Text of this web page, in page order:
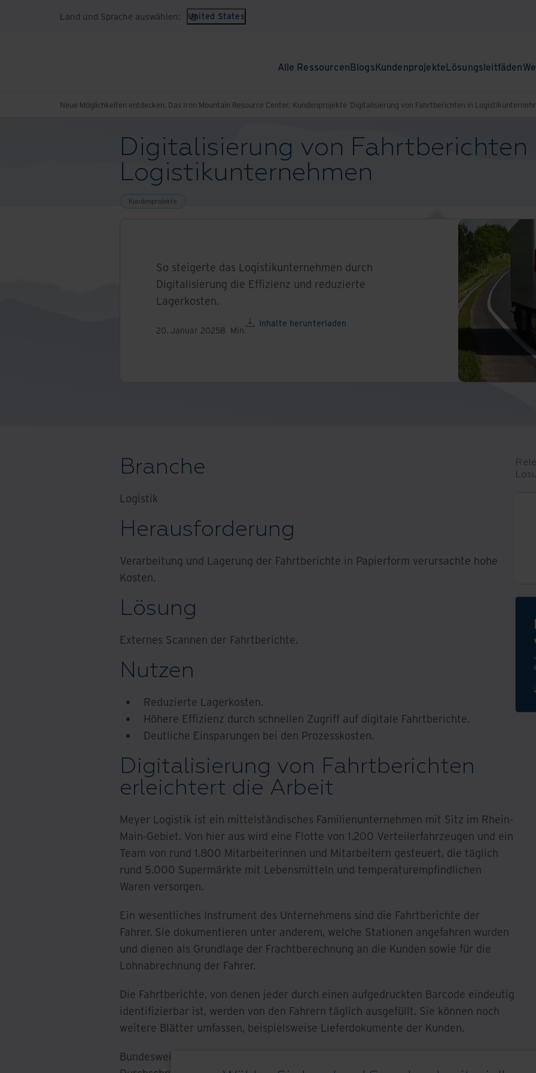
Land und Sprache auswählen: United States
Alle RessourcenBlogsKundenprojekteLösungsleitfäden
Neue Möglichkeiten entdecken. Das Iron Mountain Resource Center. Kundenprojekte Digitalisierung von Fahrtberichten in
Digitalisierung von Fahrtberichten
Logistikunternehmen
Kundenprojekte
So steigerte das Logistikunternehmen durch
Digitalisierung die Effizienz und reduzierte
Lagerkosten.
20. Januar 20258 Min.
Inhalte herunterladen
Branche
Logistik
Herausforderung
Verarbeitung und Lagerung der Fahrtberichte in Papierform verursachte hohe
Kosten.
Lösung
Externes Scannen der Fahrtberichte.
Nutzen
Reduzierte Lagerkosten.
Höhere Effizienz durch schnellen Zugriff auf digitale Fahrtberichte.
Deutliche Einsparungen bei den Prozesskosten.
Digitalisierung von Fahrtberichten
erleichtert die Arbeit
Meyer Logistik ist ein mittelständisches Familienunternehmen mit Sitz im Rhein-
Main-Gebiet. Von hier aus wird eine Flotte von 1.200 Verteilerfahrzeugen und ein
Team von rund 1.800 Mitarbeiterinnen und Mitarbeitern gesteuert, die täglich
rund 5.000 Supermärkte mit Lebensmitteln und temperaturempfindlichen
Waren versorgen.
Ein wesentliches Instrument des Unternehmens sind die Fahrtberichte der
Fahrer. Sie dokumentieren unter anderem, welche Stationen angefahren wurden
und dienen als Grundlage der Frachtberechnung an die Kunden sowie für die
Lohnabrechnung der Fahrer.
Die Fahrtberichte, von denen jeder durch einen aufgedruckten Barcode eindeutig
identifizierbar ist, werden von den Fahrern täglich ausgefüllt. Sie können noch
weitere Blätter umfassen, beispielsweise Lieferdokumente der Kunden.
Bundesweit führt Meyer Logistik monatlich bis zu 60.000 Touren durch. Mit